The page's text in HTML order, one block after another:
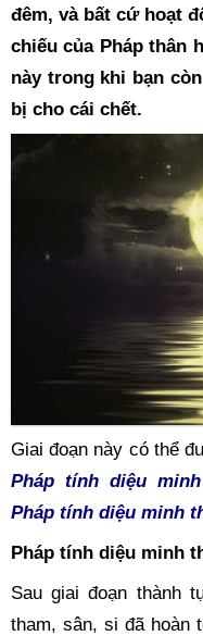
đêm, và bất cứ hoạt
chiếu của Pháp thân
này trong khi bạn
bị cho cái chết.
Pháp tính diệu
Pháp tính diệu minh
Pháp tính diệu minh
Sau giai đoạn thành
tham, sân, si đã hoàn